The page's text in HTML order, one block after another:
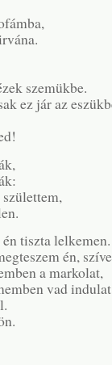
szemükbe.
ez jár az
tiszta lelkemen.
én,
a markolat,
vad